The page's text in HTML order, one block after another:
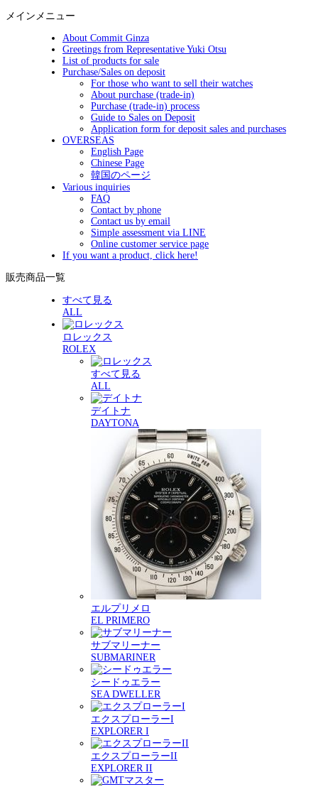
メインメニュー
About Commit Ginza
Greetings from Representative Yuki Otsu
List of products for sale
Purchase/Sales on deposit
For those who want to sell their watches
About purchase (trade-in)
Purchase (trade-in) process
Guide to Sales on Deposit
Application form for deposit sales and purchases
OVERSEAS
English Page
Chinese Page
韓国のページ
Various inquiries
FAQ
Contact by phone
Contact us by email
Simple assessment via LINE
Online customer service page
If you want a product, click here!
販売商品一覧
すべて見る
ALL
ロレックス
ROLEX
すべて見る
ALL
デイトナ
DAYTONA
エルプリメロ
EL PRIMERO
サブマリーナー
SUBMARINER
シードゥエラー
SEA DWELLER
エクスプローラーI
EXPLORER I
エクスプローラーII
EXPLORER II